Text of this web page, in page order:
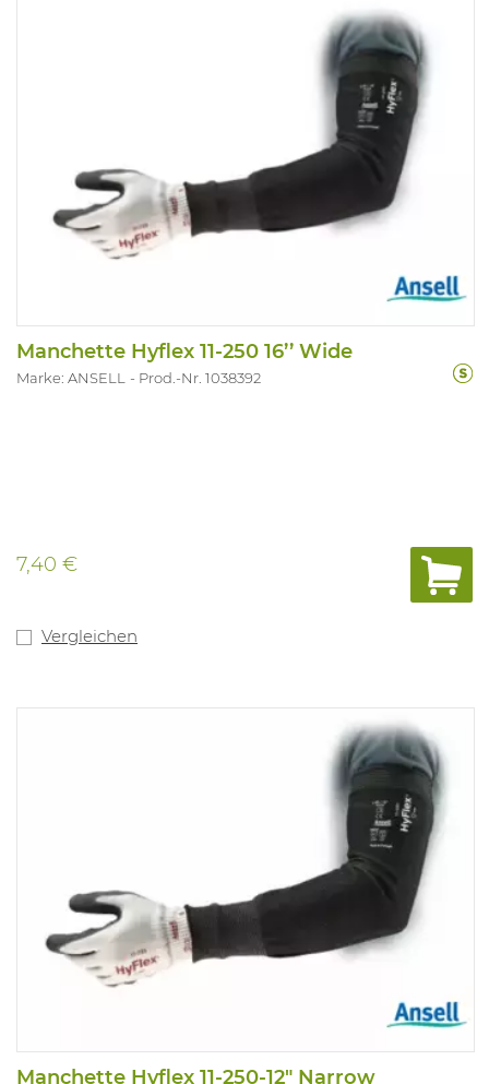
Manchette Hyflex 11-250 16’’ Wide
Marke: ANSELL Prod.-Nr. 1038392
7,40 €
Vergleichen
Manchette Hyflex 11-250-12" Narrow